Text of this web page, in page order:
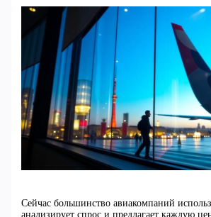
Сейчас большинство авиакомпаний
анализирует спрос и предлагает каждую